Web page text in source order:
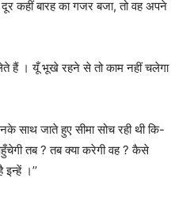
कहीं बारह का गजर बजा,तो वह अपने
हैं । यूँ भूखे रहने से तो काम नहीं चलेगा
साथ जाते हुए सीमा सोच रही थी कि-
तब?तब क्या करेगी वह?कैसे
इन्हें ।’’